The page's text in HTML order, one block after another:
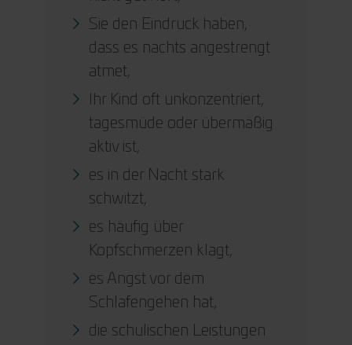
Sie den Eindruck haben,
dass es nachts angestrengt
atmet,
Ihr Kind oft unkonzentriert,
tagesmüde oder übermäßig
aktiv ist,
es in der Nacht stark
schwitzt,
es häufig über
Kopfschmerzen klagt,
es Angst vor dem
Schlafengehen hat,
die schulischen Leistungen